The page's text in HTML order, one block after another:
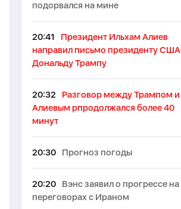
подорвался на мине
20:41
Президент Ильхам Алиев
направил письмо президенту США
Дональду Трампу
20:32
Разговор между Трампом и
Алиевым рпродолжался более 40
минут
20:30 Прогноз погоды
20:20
Вэнс заявил о прогрессе на
переговорах с Ираном